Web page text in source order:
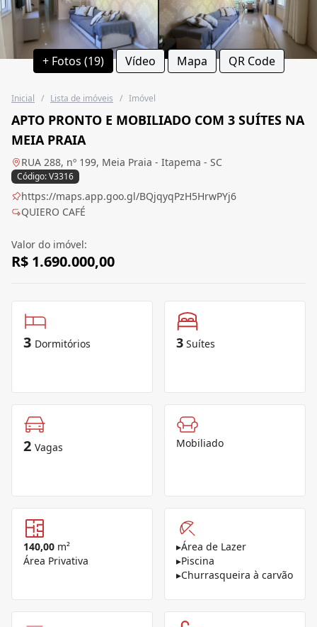
+ Fotos (19) Vídeo Mapa QR Code
Inicial / Lista de imóveis / Imóvel
APTO PRONTO E MOBILIADO COM 3 SUÍTES NA
MEIA PRAIA
RUA 288, nº 199, Meia Praia - Itapema - SC
Código: V3316
https://maps.app.goo.gl/BQjqyqPzH5HrwPYj6
QUIERO CAFÉ
Valor do imóvel:
R$ 1.690.000,00
3 Dormitórios 3 Suítes
2 Vagas Mobiliado
140,00 m²
Área Privativa
▸Área de Lazer
▸Piscina
▸Churrasqueira à carvão